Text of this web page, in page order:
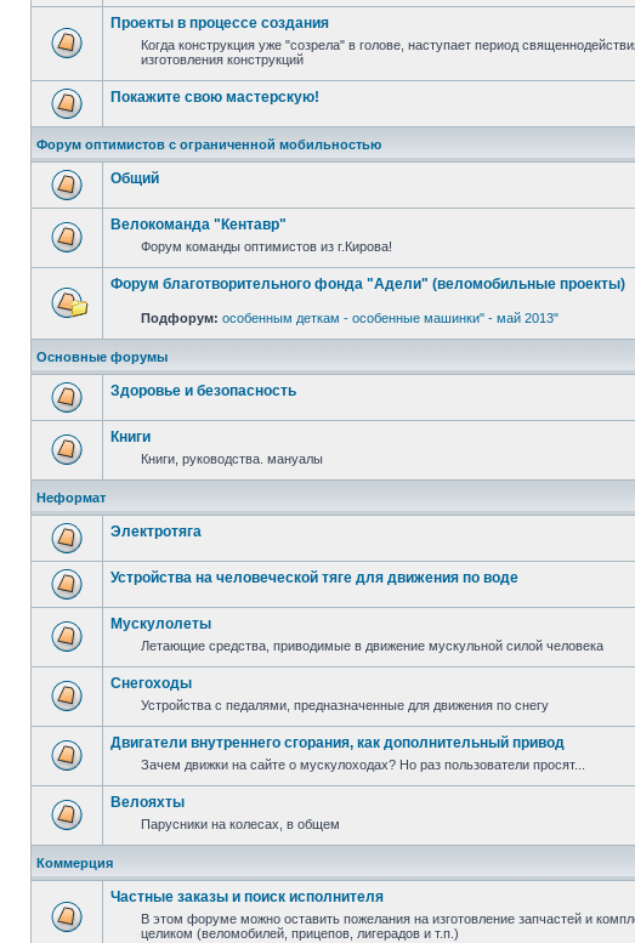
Проекты в процессе создания
Когда конструкция уже "созрела" в голове, наступает период
изготовления конструкций
Покажите свою мастерскую!
Форум оптимистов с ограниченной мобильностью
Общий
Велокоманда "Кентавр"
Форум команды оптимистов из г.Кирова!
Форум благотворительного фонда "Адели" (веломобильные проекты)
Подфорум: особенным деткам - особенные машинки" - май 2013"
Основные форумы
Здоровье и безопасность
Книги
Книги, руководства. мануалы
Неформат
Электротяга
Устройства на человеческой тяге для движения по воде
Мускулолеты
Летающие средства, приводимые в движение мускульной силой человека
Снегоходы
Устройства с педалями, предназначенные для движения по снегу
Двигатели внутреннего сгорания, как дополнительный привод
Зачем движки на сайте о мускулоходах? Но раз пользователи просят...
Велояхты
Парусники на колесах, в общем
Коммерция
Частные заказы и поиск исполнителя
В этом форуме можно оставить пожелания на изготовление запчастей и
целиком (веломобилей, прицепов, лигерадов и т.п.)